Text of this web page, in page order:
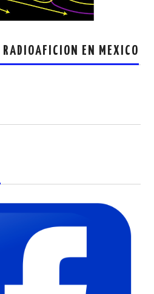
RADIOAFICION EN MEXICO